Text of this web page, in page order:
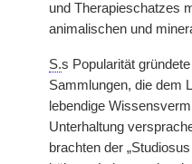
und Therapieschatzes
animalischen und
S.s Popularität gründete
Sammlungen, die dem
lebendige
Unterhaltung
brachten der